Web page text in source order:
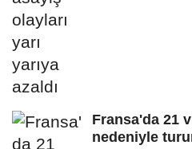
Fransa'da 21
nedeniyle